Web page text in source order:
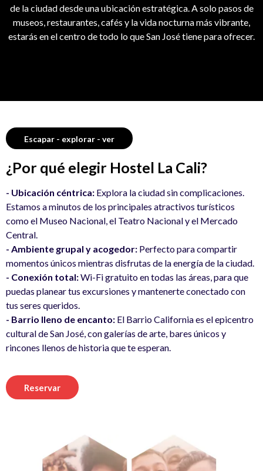
de la ciudad desde una ubicación estratégica. A solo pasos de
museos, restaurantes, cafés y la vida nocturna más vibrante,
estarás en el centro de todo lo que San José tiene para ofrecer.
Escapar - explorar - ver
¿Por qué elegir Hostel La Cali?
- Ubicación céntrica: Explora la ciudad sin complicaciones.
Estamos a minutos de los principales atractivos turísticos
como el Museo Nacional, el Teatro Nacional y el Mercado
Central.
- Ambiente grupal y acogedor: Perfecto para compartir
momentos únicos mientras disfrutas de la energía de la ciudad.
- Conexión total:Wi-Fi gratuito en todas las áreas, para que
puedas planear tus excursiones y mantenerte conectado con
tus seres queridos.
- Barrio lleno de encanto: El Barrio California es el epicentro
cultural de San José, con galerías de arte, bares únicos y
rincones llenos de historia que te esperan.
Reservar